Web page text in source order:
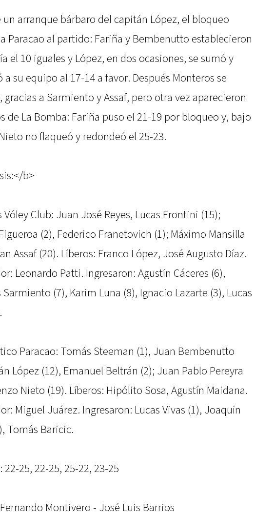
un arranque bárbaro del capitán López, el bloqueo
Paracao al partido: Fariña y Bembenutto establecieron
el 10 iguales y López, en dos ocasiones, se sumó y
su equipo al 17-14 a favor. Después Monteros se
gracias a Sarmiento y Assaf, pero otra vez aparecieron
de La Bomba: Fariña puso el 21-19 por bloqueo y, bajo
no flaqueó y redondeó el 25-23.
b>
Vóley Club: Juan José Reyes, Lucas Frontini (15);
(2), Federico Franetovich (1); Máximo Mansilla
Assaf (20). Líberos: Franco López, José Augusto Díaz.
Leonardo Patti. Ingresaron: Agustín Cáceres (6),
(7), Karim Luna (8), Ignacio Lazarte (3), Lucas
Paracao: Tomás Steeman (1), Juan Bembenutto
López (12), Emanuel Beltrán (2); Juan Pablo Pereyra
Nieto (19). Líberos: Hipólito Sosa, Agustín Maidana.
Miguel Juárez. Ingresaron: Lucas Vivas (1), Joaquín
Tomás Baricic.
22-25, 22-25, 25-22, 23-25
Montivero - José Luis Barrios